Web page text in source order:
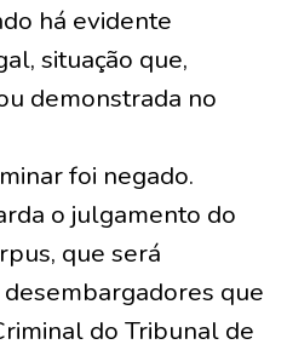
há evidente
situação que,
demonstrada no
foi negado.
o julgamento do
que será
que
do Tribunal de